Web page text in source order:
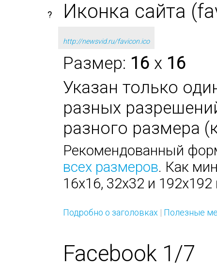
? Иконка сайта
http://newsvid.ru/favicon.ico
Размер: 16 x 16
Указан только
разных
разного размера
Рекомендованный
всех размеров. Как
16х16, 32х32 и
Подробно о заголовках | Полезные
Facebook 1/7